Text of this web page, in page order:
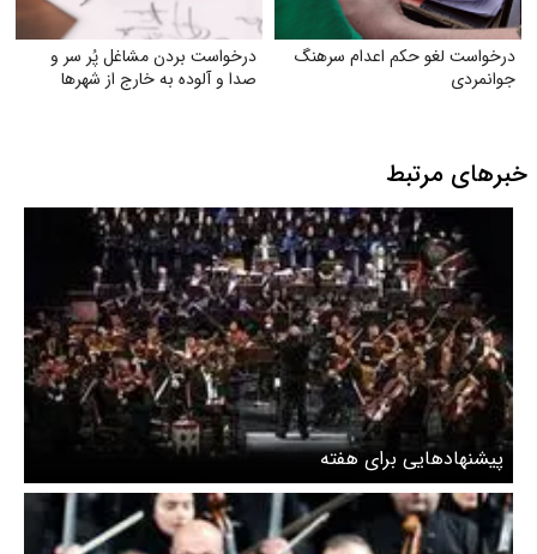
درخواست لغو حکم اعدام سرهنگ
جوانمردی
درخواست بردن مشاغل پُر سر و
صدا و آلوده به خارج از شهرها
خبرهای مرتبط
پیشنهادهایی برای هفته